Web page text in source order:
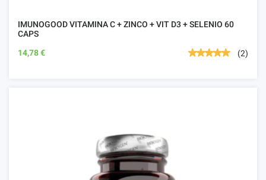
IMUNOGOOD VITAMINA C + ZINCO + VIT D3 + SELENIO 60
CAPS
14,78 €
(2)